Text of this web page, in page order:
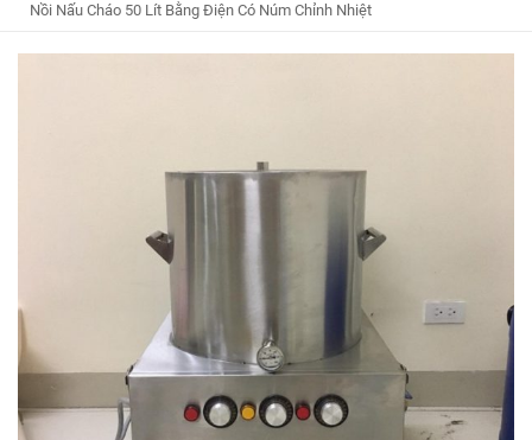
Nồi Nấu Cháo 50 Lít Bằng Điện Có Núm Chỉnh Nhiệt